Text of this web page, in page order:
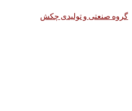
گروه صنعتی و تولیدی چکش